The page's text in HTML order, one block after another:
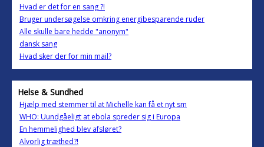
Hvad er det for en sang ?!
Bruger undersøgelse omkring energibesparende ruder
Alle skulle bare hedde "anonym"
dansk sang
Hvad sker der for min mail?
Helse & Sundhed
Hjælp med stemmer til at Michelle kan få et nyt sm
WHO: Uundgåeligt at ebola spreder sig i Europa
En hemmelighed blev afsløret?
Alvorlig træthed?!